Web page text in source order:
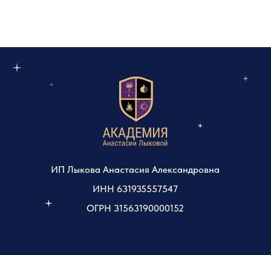
ИП Лыкова Анастасия Александровна
ИНН 631935557547
ОГРН 31563190000152